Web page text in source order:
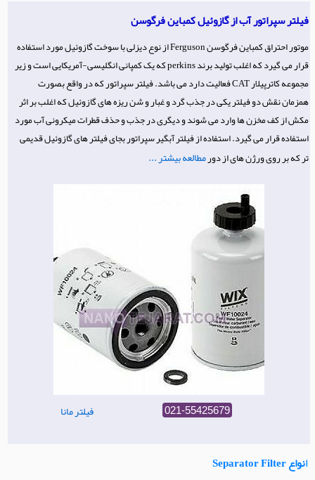
فیلتر سپراتور آب از گازوئیل کمباین فرگوسن
موتور احتراق کمباین فرگوسن Ferguson از نوع دیزلی با سوخت گازوئیل مورد استفاده
قرار می گیرد که اغلب تولید برند perkins که یک کمپانی انگلیسی-آمریکایی است و زیر
مجموعه کاترپیلار CAT فعالیت دارد می باشد. فیلتر سپراتور که در واقع بصورت
همزمان نقش دو فیلتر یکی در جذب گرد و غبار و شن ریزه های گازوئیل که اغلب بر اثر
مکش از کف مخزن ها وارد می شوند و دیگری در جذب و حذف قطرات میکرونی آب مورد
استفاده قرار می گیرد. استفاده از فیلتر آبگیر سپراتور بجای فیلتر های گازوئیل قدیمی
تر که بر روی ورژن های از دورمطالعه بیشتر ...
فیلتر مانا 021-55425679
انواع Separator Filter